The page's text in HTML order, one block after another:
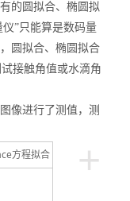
的圆拟合、椭圆拟
”只能算是数码量
圆拟合、椭圆拟合
接触角值或水滴角
像进行了测值，测
+
方程拟合